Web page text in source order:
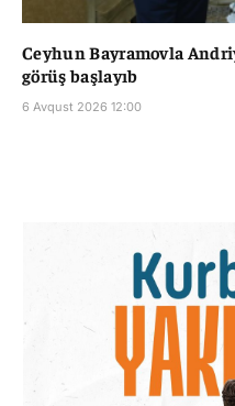
Ceyhun Bayramovla
görüş başlayıb
6 Avqust 2026 12:00